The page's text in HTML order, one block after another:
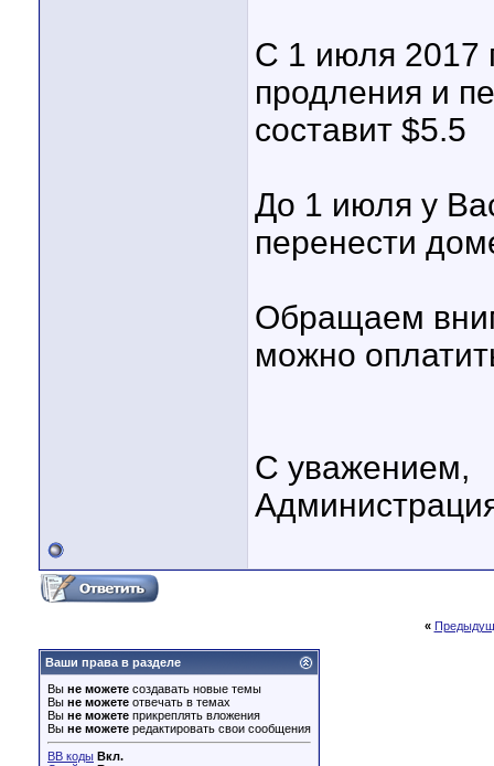
С 1 июля 2017
продления и
составит $5.5
До 1 июля у
перенести
Обращаем
можно
С уважением,
«
Ваши права в разделе
Вы не можете создавать новые темы
Вы не можете отвечать в темах
Вы не можете прикреплять вложения
Вы не можете редактировать свои сообщения
BB коды Вкл.